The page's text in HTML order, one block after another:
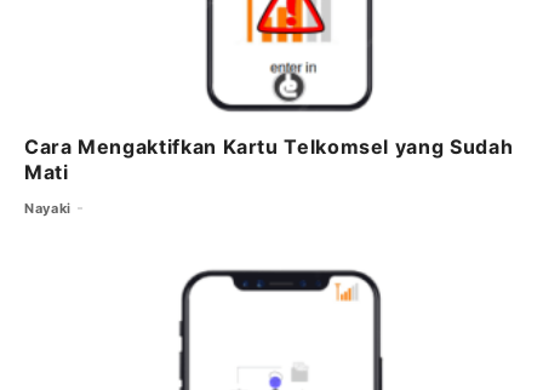
Cara Mengaktifkan Kartu Telkomsel yang Sudah
Mati
Nayaki